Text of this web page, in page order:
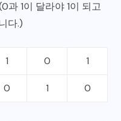
과 1이 달라야 1이 되고
다.)
1 0 1
0 1 0